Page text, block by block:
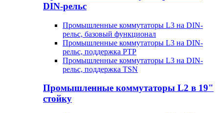
DIN-рельс
Промышленные коммутаторы L3 на DIN-
рельс, базовый функционал
Промышленные коммутаторы L3 на DIN-
рельс, поддержка PTP
Промышленные коммутаторы L3 на DIN-
рельс, поддержка TSN
Промышленные коммутаторы L2 в 19"
стойку